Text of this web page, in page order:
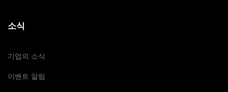
소식
기업의 소식
이벤트 알림